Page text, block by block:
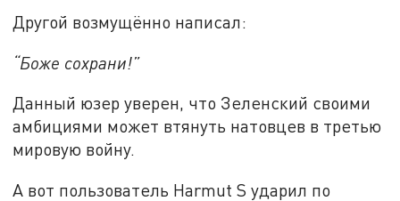
Другой возмущённо написал:
“Боже сохрани!”
Данный юзер уверен, что Зеленский своими
амбициями может втянуть натовцев в третью
мировую войну.
А вот пользователь Harmut S ударил по